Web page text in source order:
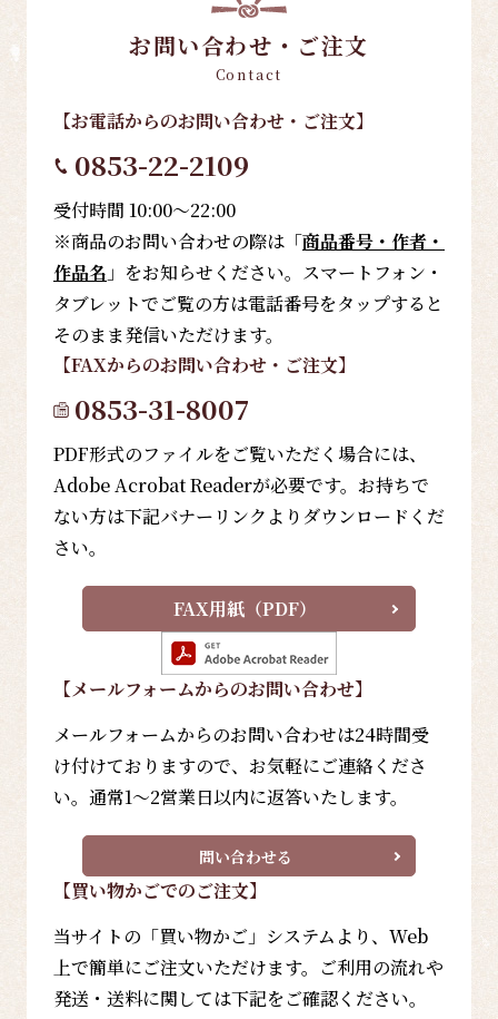
お問い合わせ・ご注文
Contact
【お電話からのお問い合わせ・ご注文】
0853-22-2109
受付時間 10:00～22:00
※商品のお問い合わせの際は「商品番号・作者・
作品名 」をお知らせください。スマートフォン・
タブレットでご覧の方は電話番号をタップすると
そのまま発信いただけます。
【FAXからのお問い合わせ・ご注文】
0853-31-8007
PDF形式のファイルをご覧いただく場合には、
Adobe Acrobat Readerが必要です。お持ちで
ない方は下記バナーリンクよりダウンロードくだ
さい。
FAX用紙（PDF）
【メールフォームからのお問い合わせ】
メールフォームからのお問い合わせは24時間受
け付けておりますので、お気軽にご連絡くださ
い。通常1～2営業日以内に返答いたします。
問い合わせる
【買い物かごでのご注文】
当サイトの「買い物かご」システムより、Web
上で簡単にご注文いただけます。ご利用の流れや
発送・送料に関しては下記をご確認ください。